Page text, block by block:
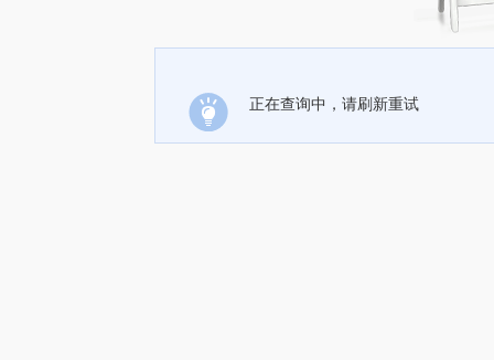
正在查询中，请刷新重试